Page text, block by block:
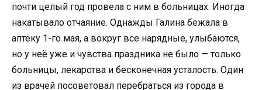
почти целый год провела с ним в больницах. Иногда
накатывало отчаяние. Однажды Галина бежала в
аптеку 1-го мая, а вокруг все нарядные, улыбаются,
но у неё уже и чувства праздника не было — только
больницы, лекарства и бесконечная усталость. Один
из врачей посоветовал перебраться из города в